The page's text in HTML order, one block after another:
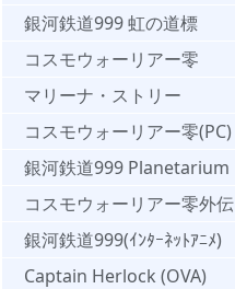
銀河鉄道999 虹の道標
コスモウォーリアー零
マリーナ・ストリー
コスモウォーリアー零(PC)
銀河鉄道999 Planetarium
コスモウォーリアー零外伝
銀河鉄道999(ｲﾝﾀｰﾈｯﾄｱﾆﾒ)
Captain Herlock (OVA)